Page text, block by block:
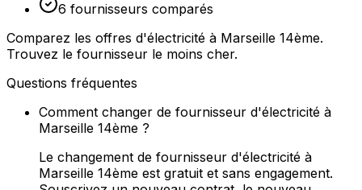
6 fournisseurs comparés
Comparez les offres d'électricité à Marseille 14ème.
Trouvez le fournisseur le moins cher.
Questions fréquentes
Comment changer de fournisseur d'électricité à
Marseille 14ème ?
Le changement de fournisseur d'électricité à
Marseille 14ème est gratuit et sans engagement.